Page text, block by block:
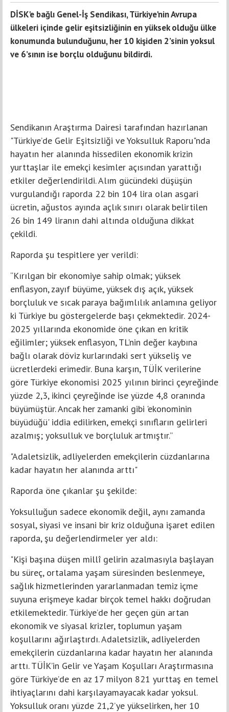
DİSK'e bağlı Genel-İş Sendikası, Türkiye'nin Avrupa
ülkeleri içinde gelir eşitsizliğinin en yüksek olduğu ülke
konumunda bulunduğunu, her 10 kişiden 2’sinin yoksul
ve 6’sının ise borçlu olduğunu bildirdi.
Sendikanın Araştırma Dairesi tarafından hazırlanan
"Türkiye’de Gelir Eşitsizliği ve Yoksulluk Raporu"nda
hayatın her alanında hissedilen ekonomik krizin
yurttaşlar ile emekçi kesimler açısından yarattığı
etkiler değerlendirildi. Alım gücündeki düşüşün
vurgulandığı raporda 22 bin 104 lira olan asgari
ücretin, ağustos ayında açlık sınırı olarak belirtilen
26 bin 149 liranın dahi altında olduğuna dikkat
çekildi.
Raporda şu tespitlere yer verildi:
“Kırılgan bir ekonomiye sahip olmak; yüksek
enflasyon, zayıf büyüme, yüksek dış açık, yüksek
borçluluk ve sıcak paraya bağımlılık anlamına geliyor
ki Türkiye bu göstergelerde başı çekmektedir. 2024-
2025 yıllarında ekonomide öne çıkan en kritik
eğilimler; yüksek enflasyon, TL’nin değer kaybına
bağlı olarak döviz kurlarındaki sert yükseliş ve
ücretlerdeki erimedir. Buna karşın, TÜİK verilerine
göre Türkiye ekonomisi 2025 yılının birinci çeyreğinde
yüzde 2,3, ikinci çeyreğinde ise yüzde 4,8 oranında
büyümüştür. Ancak her zamanki gibi 'ekonominin
büyüdüğü' iddia edilirken, emekçi sınıfların gelirleri
azalmış; yoksulluk ve borçluluk artmıştır.”
"Adaletsizlik, adliyelerden emekçilerin cüzdanlarına
kadar hayatın her alanında arttı"
Raporda öne çıkanlar şu şekilde:
Yoksulluğun sadece ekonomik değil, aynı zamanda
sosyal, siyasi ve insani bir kriz olduğuna işaret edilen
raporda, şu değerlendirmeler yer aldı:
"Kişi başına düşen millî gelirin azalmasıyla başlayan
bu süreç, ortalama yaşam süresinden beslenmeye,
sağlık hizmetlerinden yararlanmadan temiz içme
suyuna erişmeye kadar birçok temel hakkı doğrudan
etkilemektedir. Türkiye’de her geçen gün artan
ekonomik ve siyasal krizler, toplumun yaşam
koşullarını ağırlaştırdı. Adaletsizlik, adliyelerden
emekçilerin cüzdanlarına kadar hayatın her alanında
arttı. TÜİK’in Gelir ve Yaşam Koşulları Araştırmasına
göre Türkiye’de en az 17 milyon 821 yurttaş en temel
ihtiyaçlarını dahi karşılayamayacak kadar yoksul.
Yoksulluk oranı yüzde 21,2’ye yükselirken, her 10